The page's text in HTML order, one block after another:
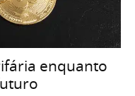
enquanto